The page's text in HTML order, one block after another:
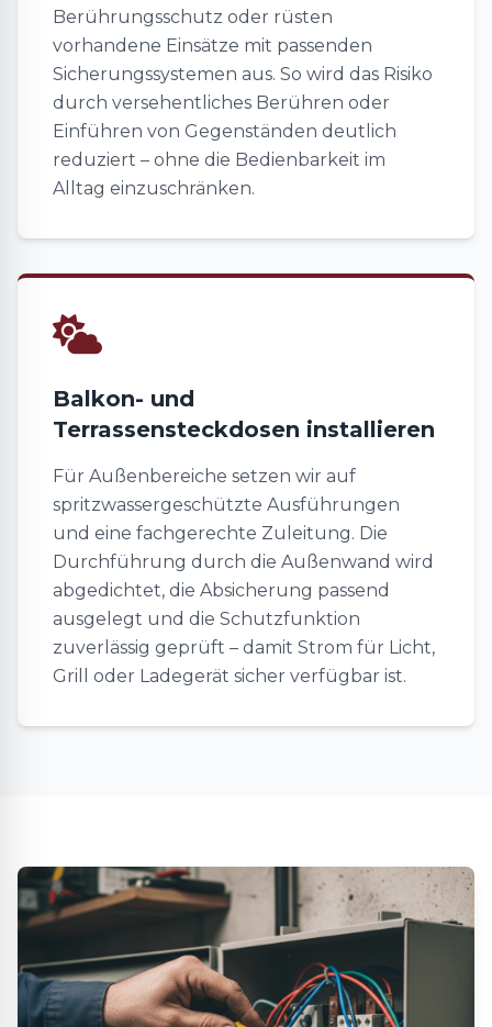
Berührungsschutz oder rüsten
vorhandene Einsätze mit passenden
Sicherungssystemen aus. So wird das Risiko
durch versehentliches Berühren oder
Einführen von Gegenständen deutlich
reduziert – ohne die Bedienbarkeit im
Alltag einzuschränken.
Balkon- und
Terrassensteckdosen installieren
Für Außenbereiche setzen wir auf
spritzwassergeschützte Ausführungen
und eine fachgerechte Zuleitung. Die
Durchführung durch die Außenwand wird
abgedichtet, die Absicherung passend
ausgelegt und die Schutzfunktion
zuverlässig geprüft – damit Strom für Licht,
Grill oder Ladegerät sicher verfügbar ist.